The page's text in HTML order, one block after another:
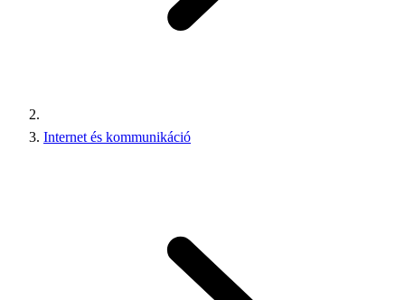
Internet és kommunikáció